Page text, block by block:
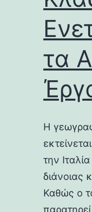
τα
Η
την
διάνοιας
Καθώς ο